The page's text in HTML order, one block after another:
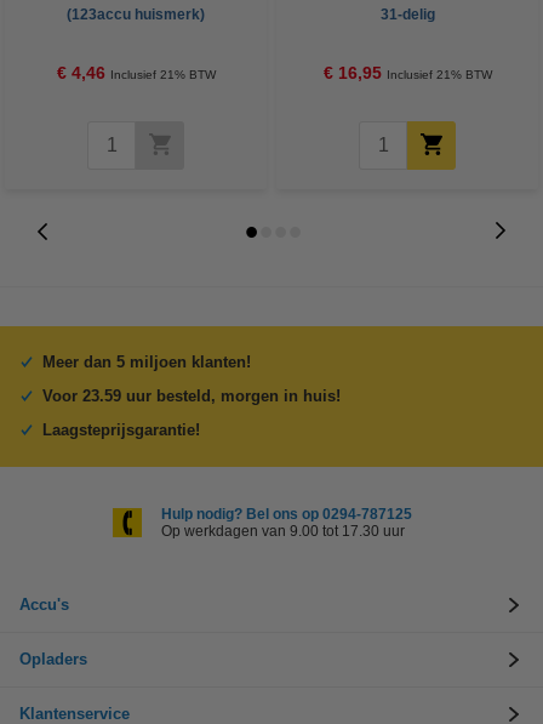
(123accu huismerk)
€ 4,46 Inclusief 21% BTW
31-delig
€ 16,95 Inclusief 21% BTW
Meer dan 5 miljoen klanten!
Voor 23.59 uur besteld, morgen in huis!
Laagsteprijsgarantie!
Hulp nodig? Bel ons op 0294-787125
Op werkdagen van 9.00 tot 17.30 uur
Accu's
Opladers
Klantenservice